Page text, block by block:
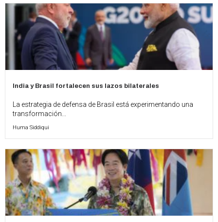
India y Brasil fortalecen sus lazos bilaterales
La estrategia de defensa de Brasil está experimentando una
transformación...
Huma Siddiqui